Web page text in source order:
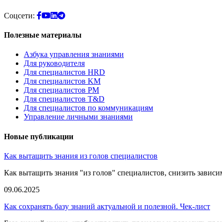
Соцсети:
Полезные материалы
Азбука управления знаниями
Для руководителя
Для специалистов HRD
Для специалистов KM
Для специалистов PM
Для специалистов T&D
Для специалистов по коммуникациям
Управление личными знаниями
Новые публикации
Как вытащить знания из голов специалистов
Как вытащить знания "из голов" специалистов, снизить
09.06.2025
Как сохранять базу знаний актуальной и полезной. Чек-лист